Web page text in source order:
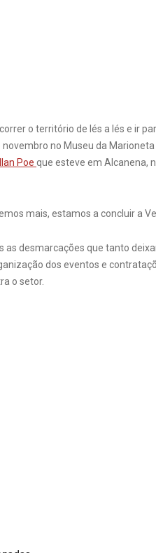
o território de lés a lés e ir
no Museu da
Poe que esteve em Alcanena,
mais, estamos a concluir a
desmarcações que tanto
dos eventos e
o setor.